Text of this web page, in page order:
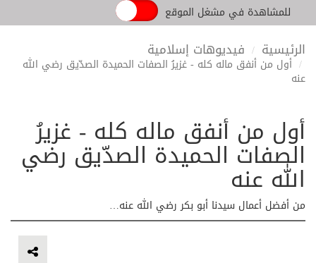
للمشاهدة في مشغل الموقع
الرئيسية فيديوهات إسلامية
أول من أنفق ماله كله - غزيرُ الصفات الحميدة الصدّيق رضي الله
عنه
أول من أنفق ماله كله - غزيرُ
الصفات الحميدة الصدّيق رضي
الله عنه
من أفضل أعمال سيدنا أبو بكر رضي الله عنه…